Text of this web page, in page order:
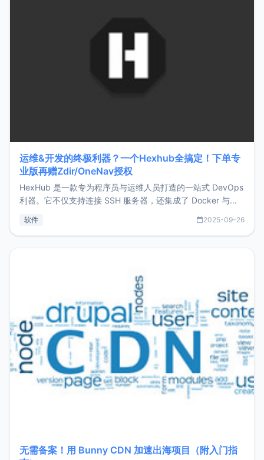
运维&开发的终极利器？一个Hexhub全搞定！下单专
业版再赠Zdir/OneNav授权
HexHub 是一款专为程序员与运维人员打造的一站式 DevOps
利器。它不仅支持连接 SSH 服务器，还集成了 Docker 与常
件间频繁切换，仅凭 HexHub 即可同时搞定运维与数据库操
软件 2025-09-26
无需备案！用 Bunny CDN 加速出海项目（附入门指